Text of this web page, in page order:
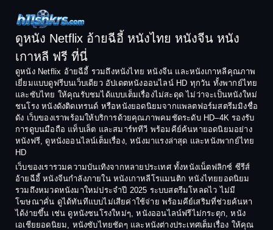
ดูหนัง Netflix อ้ายฉีอี้ หนังไทย หนังจีน หนัง
เกาหลี ฟรี ที่นี่
ดูหนัง Netflix อ้ายฉีอี้ รวมถึงหนังไทย หนังจีน และหนังเกาหลีคุณภาพ
เยี่ยมแบบดูฟรีบนเว็บเดียว อัปเดตหนังออนไลน์ HD ทุกวัน ทั้งพากย์ไทย
และซับไทย ให้คุณรับชมได้แบบเต็มเรื่องไม่สะดุด ไม่ว่าจะเป็นหนังใหม่
ชนโรง หนังดังติดเทรนด์ หรือหนังยอดนิยมจากแพลตฟอร์มสตรีมมิงชื่อ
ดัง เว็บของเราพร้อมให้บริการด้วยคุณภาพคมชัดระดับ HD–4K รองรับ
การดูบนมือถือ แท็บเล็ต และสมาร์ททีวี พร้อมคีย์ค้นหายอดนิยมอย่าง
หนังฟรี, ดูหนังออนไลน์เต็มเรื่อง, หนังมาแรงล่าสุด และหนังพากย์ไทย
HD
เว็บของเรารวมความบันเทิงจากหลายประเทศ ทั้งหนังเน็ตฟลิกซ์ ซีรีส์
อ้ายฉีอี้ หนังจีนกำลังภายใน หนังเกาหลีโรแมนติก หนังไทยยอดนิยม
รวมถึงหมวดหนังมาใหม่ประจำปี 2025 ระบบสตรีมโหลดไว ไม่มี
โฆษณาคั่น ดูได้ทันทีแบบไม่เสียค่าใช้จ่าย พร้อมคีย์เสริมที่ช่วยค้นหา
ได้ง่ายขึ้น เช่น ดูหนังชนโรงใหม่ๆ, หนังออนไลน์ฟรีไม่กระตุก, หนัง
เอเชียยอดนิยม, หนังซับไทยชัดๆ และหนังต่างประเทศเต็มเรื่อง ให้คุณ